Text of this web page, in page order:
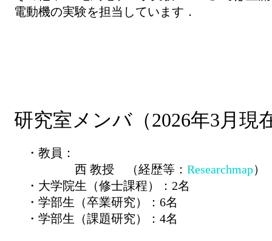
電動機の実験を担当しています．
研究室メンバ（2026年3月現
・教員：
西 教授 （経歴等： Researchmap）
・大学院生（修士課程）：2名
・学部生（卒業研究）：6名
・学部生（課題研究）：4名